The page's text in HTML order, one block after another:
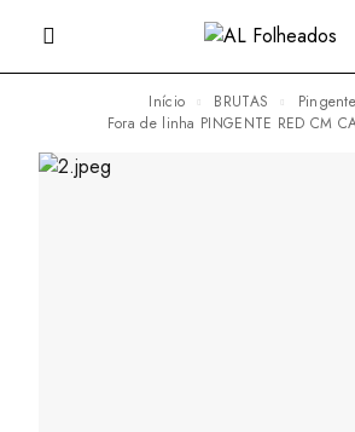
Início BRUTAS
fora de linha PINGENTE RED CM